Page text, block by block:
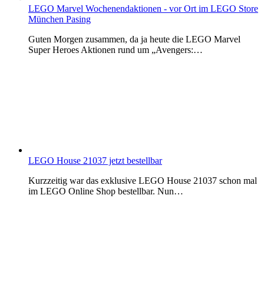
LEGO Marvel Wochenendaktionen - vor Ort im LEGO Store
München Pasing
Guten Morgen zusammen, da ja heute die LEGO Marvel
Super Heroes Aktionen rund um „Avengers:…
LEGO House 21037 jetzt bestellbar
Kurzzeitig war das exklusive LEGO House 21037 schon mal
im LEGO Online Shop bestellbar. Nun…